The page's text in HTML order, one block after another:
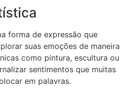
forma de expressão que
suas emoções de maneira
como pintura, escultura ou
sentimentos que muitas
em palavras.